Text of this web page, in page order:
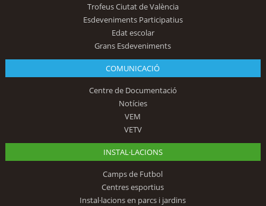
Trofeus Ciutat de València
Esdeveniments Participatius
Edat escolar
Grans Esdeveniments
COMUNICACIÓ
Centre de Documentació
Notícies
VEM
VETV
INSTAL·LACIONS
Camps de Futbol
Centres esportius
Instal·lacions en parcs i jardins